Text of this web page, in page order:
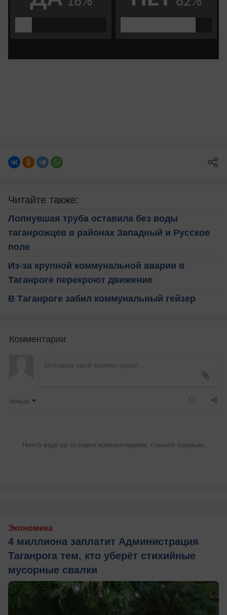
Читайте также:
Лопнувшая труба оставила без воды
таганрожцев в районах Западный и Русское
поле
Из-за крупной коммунальной аварии в
Таганроге перекроют движение
В Таганроге забил коммунальный гейзер
Комментарии
Новые
Никто ещё не оставил комментариев, станьте первым.
Экономика
4 миллиона заплатит Администрация
Таганрога тем, кто уберёт стихийные
мусорные свалки